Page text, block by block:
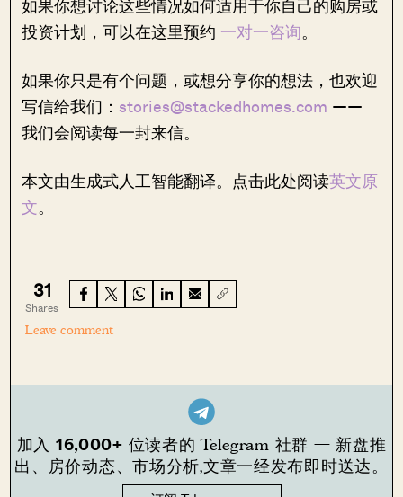
如果你想讨论这些情况如何适用于你自己的购房或
投资计划，可以在这里预约 一对一咨询。
如果你只是有个问题，或想分享你的想法，也欢迎
写信给我们： stories@stackedhomes.com ——
我们会阅读每一封来信。
本文由生成式人工智能翻译。点击此处阅读英文原
文。
31
Shares
Leave comment
加入 16,000+ 位读者的 Telegram 社群 — 新盘推
出、房价动态、市场分析,文章一经发布即时送达。